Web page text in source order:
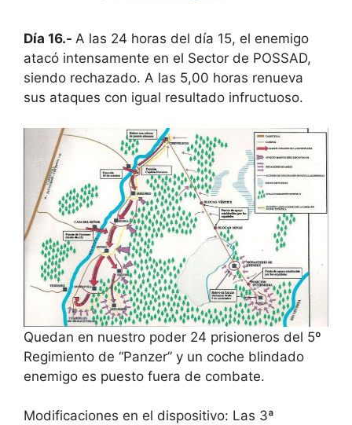
Día 16.- A las 24 horas del día 15, el enemigo
atacó intensamente en el Sector de POSSAD,
siendo rechazado. A las 5,00 horas renueva
sus ataques con igual resultado infructuoso.
Quedan en nuestro poder 24 prisioneros del 5º
Regimiento de “Panzer” y un coche blindado
enemigo es puesto fuera de combate.
Modificaciones en el dispositivo: Las 3ª